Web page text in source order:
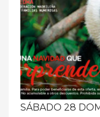
SÁBADO 28